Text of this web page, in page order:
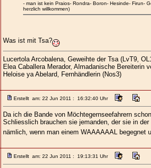
- man ist kein Praios- Rondra- Boron- Hesinde- Firun-
herzlich willkommen)
Was ist mit Tsa?
Lucertola Arcobalena, Geweihte der Tsa (LvT9,
Elea Caballera Merador, Almadanische Bereiterin
Heloise ya Abelard, Fernhändlerin (Nos3)
Erstellt am: 22 Jun 2011 : 16:32:40 Uhr
Da ich die Bande von Möchtegernseefahrern
Schliesslich brauchen sie jemanden, der sie in
nämlich, wenn man einem WAAAAAAL begegnet
Erstellt am: 22 Jun 2011 : 19:13:31 Uhr